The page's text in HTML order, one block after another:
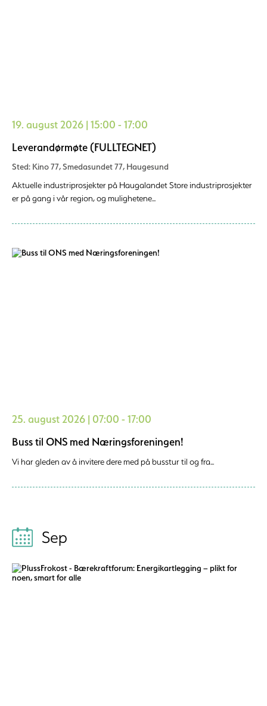
19. august 2026 | 15:00 - 17:00
Leverandørmøte (FULLTEGNET)
Sted: Kino 77, Smedasundet 77, Haugesund
Aktuelle industriprosjekter på Haugalandet Store industriprosjekter
er på gang i vår region, og mulighetene...
25. august 2026 | 07:00 - 17:00
Buss til ONS med Næringsforeningen!
Vi har gleden av å invitere dere med på busstur til og fra...
Sep